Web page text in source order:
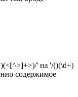
' на '/()(\d+)
содержимое